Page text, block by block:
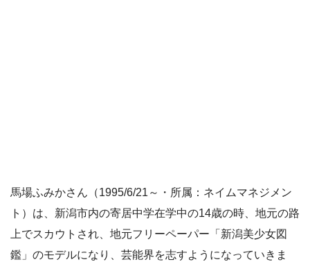
馬場ふみかさん（1995/6/21～・所属：ネイムマネジメン
ト）は、新潟市内の寄居中学在学中の14歳の時、地元の路
上でスカウトされ、地元フリーペーパー「新潟美少女図
鑑」のモデルになり、芸能界を志すようになっていきま